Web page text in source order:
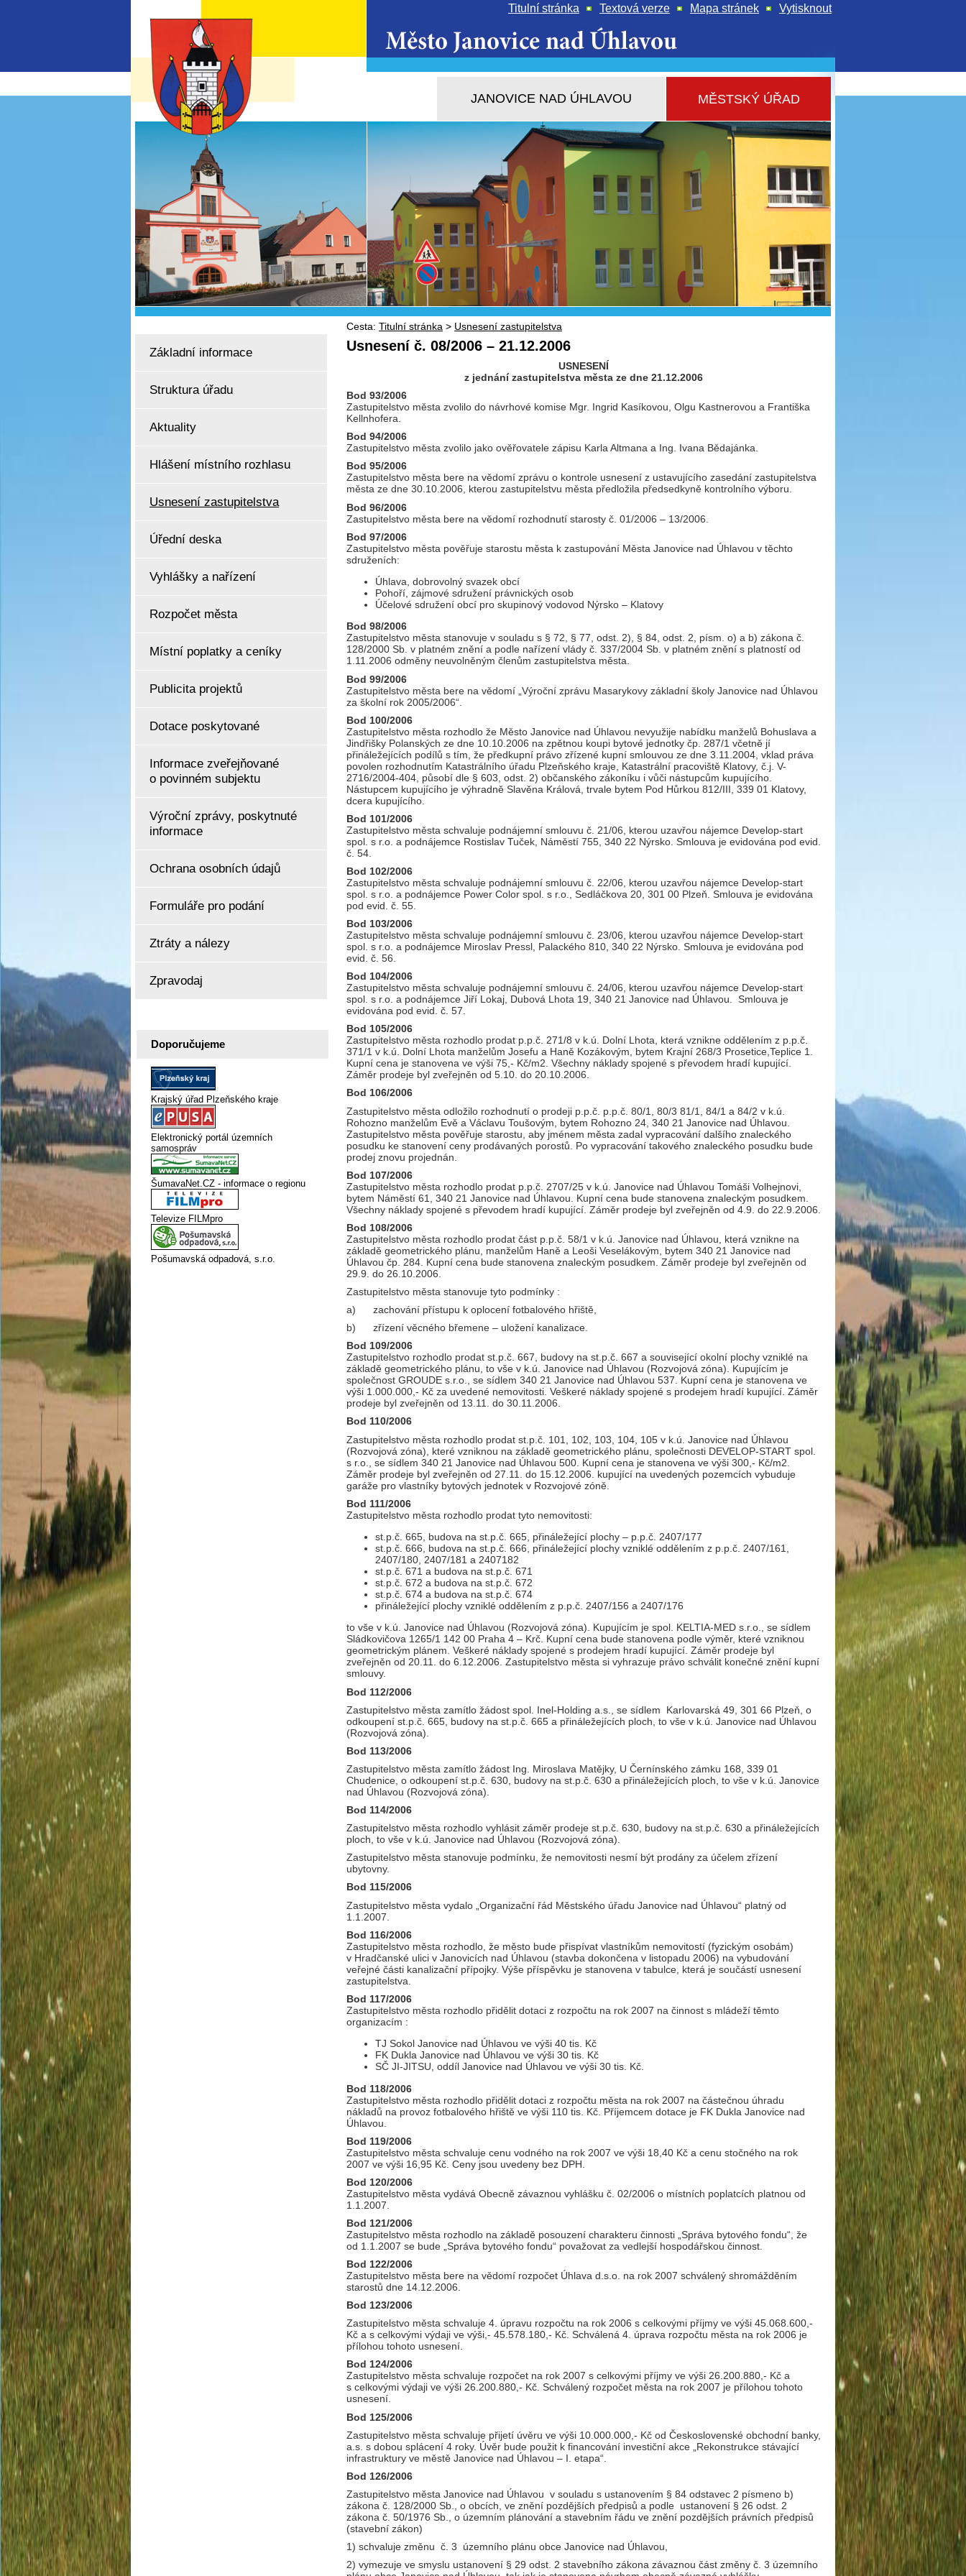
JANOVICE NAD ÚHLAVOU MĚSTSKÝ ÚŘAD
Cesta: Titulní stránka > Usnesení zastupitelstva
Titulní stránka Textová verze Mapa stránek Vytisknout
Základní informace
Struktura úřadu
Aktuality
Hlášení místního rozhlasu
Usnesení zastupitelstva
Úřední deska
Vyhlášky a nařízení
Rozpočet města
Místní poplatky a ceníky
Publicita projektů
Dotace poskytované
Informace zveřejňované
o povinném subjektu
Výroční zprávy, poskytnuté
informace
Ochrana osobních údajů
Formuláře pro podání
Ztráty a nálezy
Zpravodaj
Doporučujeme
Krajský úřad Plzeňského kraje
Elektronický portál územních
samospráv
ŠumavaNet.CZ - informace o regionu
Televize FILMpro
Pošumavská odpadová, s.r.o.
Usnesení č. 08/2006 – 21.12.2006
USNESENÍ
z jednání zastupitelstva města ze dne 21.12.2006
Bod 93/2006
Zastupitelstvo města zvolilo do návrhové komise Mgr. Ingrid Kasíkovou, Olgu Kastnerovou a Františka
Kellnhofera.
Bod 94/2006
Zastupitelstvo města zvolilo jako ověřovatele zápisu Karla Altmana a Ing. Ivana Bědajánka.
Bod 95/2006
Zastupitelstvo města bere na vědomí zprávu o kontrole usnesení z ustavujícího zasedání zastupitelstva
města ze dne 30.10.2006, kterou zastupitelstvu města předložila předsedkyně kontrolního výboru.
Bod 96/2006
Zastupitelstvo města bere na vědomí rozhodnutí starosty č. 01/2006 – 13/2006.
Bod 97/2006
Zastupitelstvo města pověřuje starostu města k zastupování Města Janovice nad Úhlavou v těchto
sdruženích:
Úhlava, dobrovolný svazek obcí
Pohoří, zájmové sdružení právnických osob
Účelové sdružení obcí pro skupinový vodovod Nýrsko – Klatovy
Bod 98/2006
Zastupitelstvo města stanovuje v souladu s § 72, § 77, odst. 2), § 84, odst. 2, písm. o) a b) zákona č.
128/2000 Sb. v platném znění a podle nařízení vlády č. 337/2004 Sb. v platném znění s platností od
1.11.2006 odměny neuvolněným členům zastupitelstva města.
Bod 99/2006
Zastupitelstvo města bere na vědomí „Výroční zprávu Masarykovy základní školy Janovice nad Úhlavou
za školní rok 2005/2006“.
Bod 100/2006
Zastupitelstvo města rozhodlo že Město Janovice nad Úhlavou nevyužije nabídku manželů Bohuslava a
Jindřišky Polanských ze dne 10.10.2006 na zpětnou koupi bytové jednotky čp. 287/1 včetně jí
přináležejících podílů s tím, že předkupní právo zřízené kupní smlouvou ze dne 3.11.2004, vklad práva
povolen rozhodnutím Katastrálního úřadu Plzeňského kraje, Katastrální pracoviště Klatovy, č.j. V-
2716/2004-404, působí dle § 603, odst. 2) občanského zákoníku i vůči nástupcům kupujícího.
Nástupcem kupujícího je výhradně Slavěna Králová, trvale bytem Pod Hůrkou 812/III, 339 01 Klatovy,
dcera kupujícího.
Bod 101/2006
Zastupitelstvo města schvaluje podnájemní smlouvu č. 21/06, kterou uzavřou nájemce Develop-start
spol. s r.o. a podnájemce Rostislav Tuček, Náměstí 755, 340 22 Nýrsko. Smlouva je evidována pod evid.
č. 54.
Bod 102/2006
Zastupitelstvo města schvaluje podnájemní smlouvu č. 22/06, kterou uzavřou nájemce Develop-start
spol. s r.o. a podnájemce Power Color spol. s r.o., Sedláčkova 20, 301 00 Plzeň. Smlouva je evidována
pod evid. č. 55.
Bod 103/2006
Zastupitelstvo města schvaluje podnájemní smlouvu č. 23/06, kterou uzavřou nájemce Develop-start
spol. s r.o. a podnájemce Miroslav Pressl, Palackého 810, 340 22 Nýrsko. Smlouva je evidována pod
evid. č. 56.
Bod 104/2006
Zastupitelstvo města schvaluje podnájemní smlouvu č. 24/06, kterou uzavřou nájemce Develop-start
spol. s r.o. a podnájemce Jiří Lokaj, Dubová Lhota 19, 340 21 Janovice nad Úhlavou. Smlouva je
evidována pod evid. č. 57.
Bod 105/2006
Zastupitelstvo města rozhodlo prodat p.p.č. 271/8 v k.ú. Dolní Lhota, která vznikne oddělením z p.p.č.
371/1 v k.ú. Dolní Lhota manželům Josefu a Haně Kozákovým, bytem Krajní 268/3 Prosetice,Teplice 1.
Kupní cena je stanovena ve výši 75,- Kč/m2. Všechny náklady spojené s převodem hradí kupující.
Záměr prodeje byl zveřejněn od 5.10. do 20.10.2006.
Bod 106/2006
Zastupitelstvo města odložilo rozhodnutí o prodeji p.p.č. p.p.č. 80/1, 80/3 81/1, 84/1 a 84/2 v k.ú.
Rohozno manželům Evě a Václavu Toušovým, bytem Rohozno 24, 340 21 Janovice nad Úhlavou.
Zastupitelstvo města pověřuje starostu, aby jménem města zadal vypracování dalšího znaleckého
posudku ke stanovení ceny prodávaných porostů. Po vypracování takového znaleckého posudku bude
prodej znovu projednán.
Bod 107/2006
Zastupitelstvo města rozhodlo prodat p.p.č. 2707/25 v k.ú. Janovice nad Úhlavou Tomáši Volhejnovi,
bytem Náměstí 61, 340 21 Janovice nad Úhlavou. Kupní cena bude stanovena znaleckým posudkem.
Všechny náklady spojené s převodem hradí kupující. Záměr prodeje byl zveřejněn od 4.9. do 22.9.2006.
Bod 108/2006
Zastupitelstvo města rozhodlo prodat část p.p.č. 58/1 v k.ú. Janovice nad Úhlavou, která vznikne na
základě geometrického plánu, manželům Haně a Leoši Veselákovým, bytem 340 21 Janovice nad
Úhlavou čp. 284. Kupní cena bude stanovena znaleckým posudkem. Záměr prodeje byl zveřejněn od
29.9. do 26.10.2006.
Zastupitelstvo města stanovuje tyto podmínky :
a) zachování přístupu k oplocení fotbalového hřiště,
b) zřízení věcného břemene – uložení kanalizace.
Bod 109/2006
Zastupitelstvo rozhodlo prodat st.p.č. 667, budovy na st.p.č. 667 a související okolní plochy vzniklé na
základě geometrického plánu, to vše v k.ú. Janovice nad Úhlavou (Rozvojová zóna). Kupujícím je
společnost GROUDE s.r.o., se sídlem 340 21 Janovice nad Úhlavou 537. Kupní cena je stanovena ve
výši 1.000.000,- Kč za uvedené nemovitosti. Veškeré náklady spojené s prodejem hradí kupující. Záměr
prodeje byl zveřejněn od 13.11. do 30.11.2006.
Bod 110/2006
Zastupitelstvo města rozhodlo prodat st.p.č. 101, 102, 103, 104, 105 v k.ú. Janovice nad Úhlavou
(Rozvojová zóna), které vzniknou na základě geometrického plánu, společnosti DEVELOP-START spol.
s r.o., se sídlem 340 21 Janovice nad Úhlavou 500. Kupní cena je stanovena ve výši 300,- Kč/m2.
Záměr prodeje byl zveřejněn od 27.11. do 15.12.2006. kupující na uvedených pozemcích vybuduje
garáže pro vlastníky bytových jednotek v Rozvojové zóně.
Bod 111/2006
Zastupitelstvo města rozhodlo prodat tyto nemovitosti:
st.p.č. 665, budova na st.p.č. 665, přináležející plochy – p.p.č. 2407/177
st.p.č. 666, budova na st.p.č. 666, přináležející plochy vzniklé oddělením z p.p.č. 2407/161,
2407/180, 2407/181 a 2407182
st.p.č. 671 a budova na st.p.č. 671
st.p.č. 672 a budova na st.p.č. 672
st.p.č. 674 a budova na st.p.č. 674
přináležející plochy vzniklé oddělením z p.p.č. 2407/156 a 2407/176
to vše v k.ú. Janovice nad Úhlavou (Rozvojová zóna). Kupujícím je spol. KELTIA-MED s.r.o., se sídlem
Sládkovičova 1265/1 142 00 Praha 4 – Krč. Kupní cena bude stanovena podle výměr, které vzniknou
geometrickým plánem. Veškeré náklady spojené s prodejem hradí kupující. Záměr prodeje byl
zveřejněn od 20.11. do 6.12.2006. Zastupitelstvo města si vyhrazuje právo schválit konečné znění kupní
smlouvy.
Bod 112/2006
Zastupitelstvo města zamítlo žádost spol. Inel-Holding a.s., se sídlem Karlovarská 49, 301 66 Plzeň, o
odkoupení st.p.č. 665, budovy na st.p.č. 665 a přináležejících ploch, to vše v k.ú. Janovice nad Úhlavou
(Rozvojová zóna).
Bod 113/2006
Zastupitelstvo města zamítlo žádost Ing. Miroslava Matějky, U Černínského zámku 168, 339 01
Chudenice, o odkoupení st.p.č. 630, budovy na st.p.č. 630 a přináležejících ploch, to vše v k.ú. Janovice
nad Úhlavou (Rozvojová zóna).
Bod 114/2006
Zastupitelstvo města rozhodlo vyhlásit záměr prodeje st.p.č. 630, budovy na st.p.č. 630 a přináležejících
ploch, to vše v k.ú. Janovice nad Úhlavou (Rozvojová zóna).
Zastupitelstvo města stanovuje podmínku, že nemovitosti nesmí být prodány za účelem zřízení
ubytovny.
Bod 115/2006
Zastupitelstvo města vydalo „Organizační řád Městského úřadu Janovice nad Úhlavou“ platný od
1.1.2007.
Bod 116/2006
Zastupitelstvo města rozhodlo, že město bude přispívat vlastníkům nemovitostí (fyzickým osobám)
v Hradčanské ulici v Janovicích nad Úhlavou (stavba dokončena v listopadu 2006) na vybudování
veřejné části kanalizační přípojky. Výše příspěvku je stanovena v tabulce, která je součástí usnesení
zastupitelstva.
Bod 117/2006
Zastupitelstvo města rozhodlo přidělit dotaci z rozpočtu na rok 2007 na činnost s mládeží těmto
organizacím :
TJ Sokol Janovice nad Úhlavou ve výši 40 tis. Kč
FK Dukla Janovice nad Úhlavou ve výši 30 tis. Kč
SČ JI-JITSU, oddíl Janovice nad Úhlavou ve výši 30 tis. Kč.
Bod 118/2006
Zastupitelstvo města rozhodlo přidělit dotaci z rozpočtu města na rok 2007 na částečnou úhradu
nákladů na provoz fotbalového hřiště ve výši 110 tis. Kč. Příjemcem dotace je FK Dukla Janovice nad
Úhlavou.
Bod 119/2006
Zastupitelstvo města schvaluje cenu vodného na rok 2007 ve výši 18,40 Kč a cenu stočného na rok
2007 ve výši 16,95 Kč. Ceny jsou uvedeny bez DPH.
Bod 120/2006
Zastupitelstvo města vydává Obecně závaznou vyhlášku č. 02/2006 o místních poplatcích platnou od
1.1.2007.
Bod 121/2006
Zastupitelstvo města rozhodlo na základě posouzení charakteru činnosti „Správa bytového fondu“, že
od 1.1.2007 se bude „Správa bytového fondu“ považovat za vedlejší hospodářskou činnost.
Bod 122/2006
Zastupitelstvo města bere na vědomí rozpočet Úhlava d.s.o. na rok 2007 schválený shromážděním
starostů dne 14.12.2006.
Bod 123/2006
Zastupitelstvo města schvaluje 4. úpravu rozpočtu na rok 2006 s celkovými příjmy ve výši 45.068.600,-
Kč a s celkovými výdaji ve výši,- 45.578.180,- Kč. Schválená 4. úprava rozpočtu města na rok 2006 je
přílohou tohoto usnesení.
Bod 124/2006
Zastupitelstvo města schvaluje rozpočet na rok 2007 s celkovými příjmy ve výši 26.200.880,- Kč a
s celkovými výdaji ve výši 26.200.880,- Kč. Schválený rozpočet města na rok 2007 je přílohou tohoto
usnesení.
Bod 125/2006
Zastupitelstvo města schvaluje přijetí úvěru ve výši 10.000.000,- Kč od Československé obchodní banky,
a.s. s dobou splácení 4 roky. Úvěr bude použit k financování investiční akce „Rekonstrukce stávající
infrastruktury ve městě Janovice nad Úhlavou – I. etapa“.
Bod 126/2006
Zastupitelstvo města Janovice nad Úhlavou v souladu s ustanovením § 84 odstavec 2 písmeno b)
zákona č. 128/2000 Sb., o obcích, ve znění pozdějších předpisů a podle ustanovení § 26 odst. 2
zákona č. 50/1976 Sb., o územním plánování a stavebním řádu ve znění pozdějších právních předpisů
(stavební zákon)
1) schvaluje změnu č. 3 územního plánu obce Janovice nad Úhlavou,
2) vymezuje ve smyslu ustanovení § 29 odst. 2 stavebního zákona závaznou část změny č. 3 územního